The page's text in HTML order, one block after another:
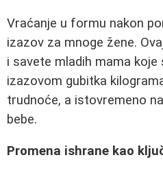
Vraćanje u formu nakon
izazov za mnoge žene.
i savete mladih mama koje
izazovom gubitka
trudnoće, a istovremeno
bebe.
Promena ishrane kao